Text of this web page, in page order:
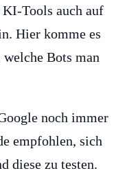
KI-Tools auch auf
Hier komme es
welche Bots man
noch immer
empfohlen, sich
diese zu testen.